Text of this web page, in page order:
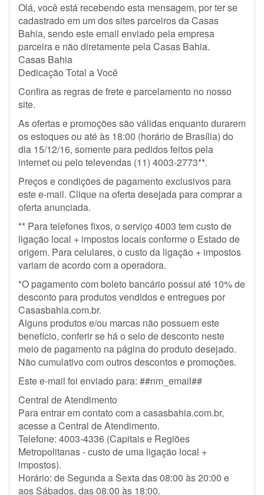
Olá, você está recebendo esta mensagem, por ter se
cadastrado em um dos sites parceiros da Casas
Bahia, sendo este email enviado pela empresa
parceira e não diretamente pela Casas Bahia.
Casas Bahia
Dedicação Total a Você
Confira as regras de frete e parcelamento no nosso
site.
As ofertas e promoções são válidas enquanto durarem
os estoques ou até às 18:00 (horário de Brasília) do
dia 15/12/16, somente para pedidos feitos pela
internet ou pelo televendas (11) 4003-2773**.
Preços e condições de pagamento exclusivos para
este e-mail. Clique na oferta desejada para comprar a
oferta anunciada.
** Para telefones fixos, o serviço 4003 tem custo de
ligação local + impostos locais conforme o Estado de
origem. Para celulares, o custo da ligação + impostos
variam de acordo com a operadora.
*O pagamento com boleto bancário possui até 10% de
desconto para produtos vendidos e entregues por
Casasbahia.com.br.
Alguns produtos e/ou marcas não possuem este
benefício, conferir se há o selo de desconto neste
meio de pagamento na página do produto desejado.
Não cumulativo com outros descontos e promoções.
Este e-mail foi enviado para: ##nm_email##
Central de Atendimento
Para entrar em contato com a casasbahia.com.br,
acesse a Central de Atendimento.
Telefone: 4003-4336 (Capitais e Regiões
Metropolitanas - custo de uma ligação local +
impostos).
Horário: de Segunda a Sexta das 08:00 às 20:00 e
aos Sábados, das 08:00 às 18:00.